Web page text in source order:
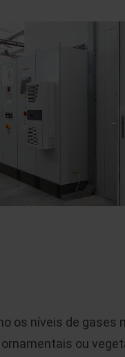
os níveis de gases
ou